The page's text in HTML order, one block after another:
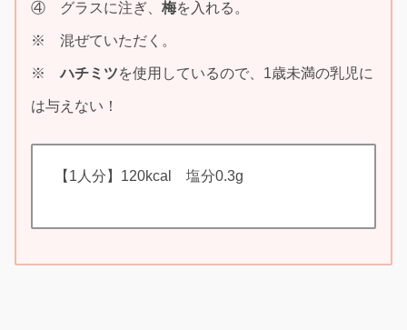
④ グラスに注ぎ、 梅を入れる。
※ 混ぜていただく。
※ハチミツを使用しているので、1歳未満の乳児に
は与えない！
【1人分】120kcal 塩分0.3g